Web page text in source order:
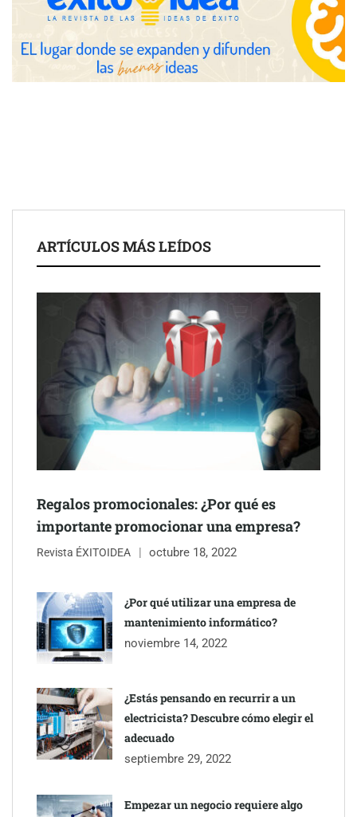
COMPALISS de LYSOTRIC: cuando un solo producto multiplica
las posibilidades del salón profesional
Schaeffler mejora su rentabilidad en el primer semestre de 2026
NOVA: innovación y diseño que transforman espacios de la
mano de Tormo Franquicias
ARTÍCULOS MÁS LEÍDOS
Regalos promocionales: ¿Por qué es
importante promocionar una empresa?
Revista ÉXITOIDEA octubre 18, 2022
¿Por qué utilizar una empresa de
mantenimiento informático?
noviembre 14, 2022
¿Estás pensando en recurrir a un
electricista? Descubre cómo elegir el
adecuado
septiembre 29, 2022
Empezar un negocio requiere algo